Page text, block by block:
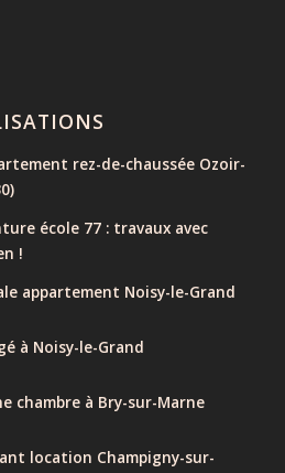
rez-de-chaussée Ozoir-
école 77 : travaux avec
!
appartement Noisy-le-Grand
à Noisy-le-Grand
chambre à Bry-sur-Marne
location Champigny-sur-